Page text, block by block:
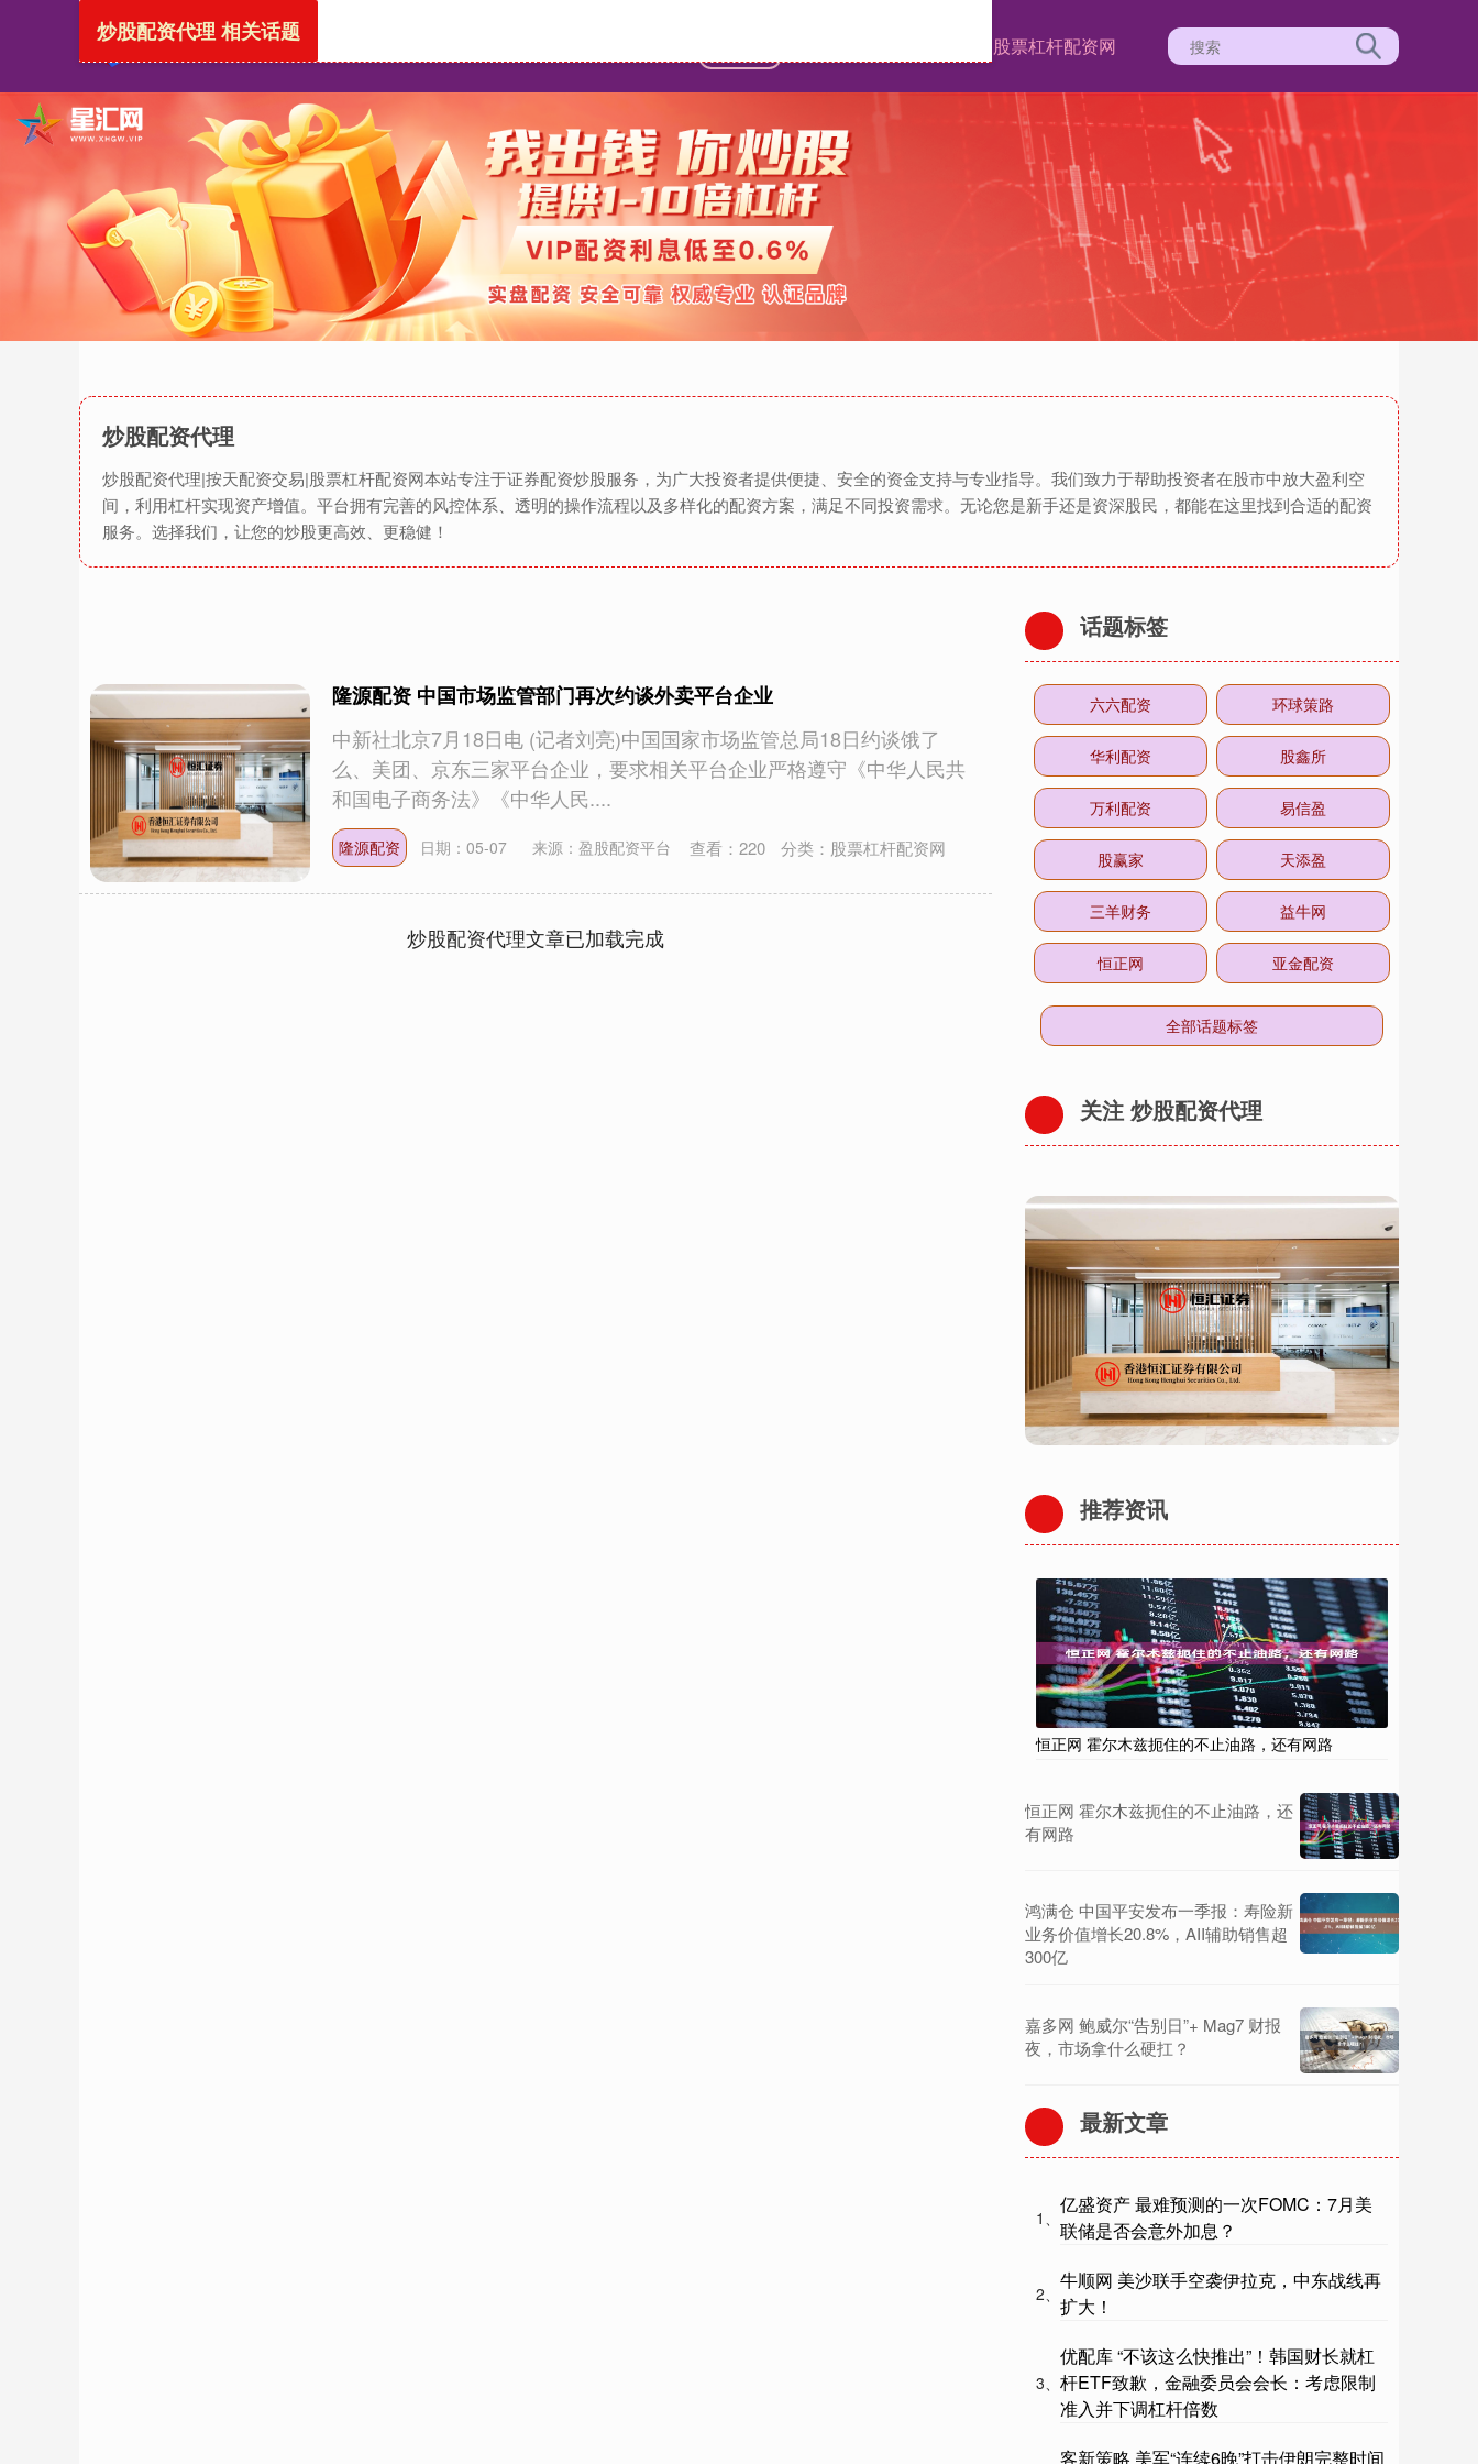
股票杠杆配资网
炒股配资代理
炒股配资代理|按天配资交易|股票杠杆配资网本站专注于证券配资炒股服务，为广大投资者提供便捷、安全的资金支持与专业指导。我们致力于帮助投资者在股市中放大盈利空
间，利用杠杆实现资产增值。平台拥有完善的风控体系、透明的操作流程以及多样化的配资方案，满足不同投资需求。无论您是新手还是资深股民，都能在这里找到合适的配资
服务。选择我们，让您的炒股更高效、更稳健！
炒股配资代理 相关话题
隆源配资 中国市场监管部门再次约谈外卖平台企业
中新社北京7月18日电 (记者刘亮)中国国家市场监管总局18日约谈饿了
么、美团、京东三家平台企业，要求相关平台企业严格遵守《中华人民共
和国电子商务法》《中华人民....
隆源配资 日期：05-07 来源：盈股配资平台 查看： 220 分类： 股票杠杆配资网
炒股配资代理文章已加载完成
话题标签
六六配资 环球策路
华利配资 股鑫所
万利配资 易信盈
股赢家 天添盈
三羊财务 益牛网
恒正网 亚金配资
全部话题标签
关注 炒股配资代理
推荐资讯
恒正网 霍尔木兹扼住的不止油路，还有网路
恒正网 霍尔木兹扼住的不止油路，还
有网路
鸿满仓 中国平安发布一季报：寿险新
业务价值增长20.8%，AII辅助销售超
300亿
嘉多网 鲍威尔“告别日”+ Mag7 财报
夜，市场拿什么硬扛？
最新文章
1、
亿盛资产 最难预测的一次FOMC：7月美
联储是否会意外加息？
2、
牛顺网 美沙联手空袭伊拉克，中东战线再
扩大！
3、
优配库 “不该这么快推出”！韩国财长就杠
杆ETF致歉，金融委员会会长：考虑限制
准入并下调杠杆倍数
客新策略 美军“连续6晚”打击伊朗完整时间